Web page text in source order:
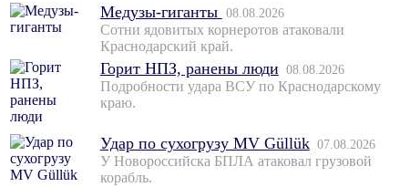
Медузы-гиганты 08.08.2026
Сотни ядовитых корнеротов атаковали
Краснодарский край.
Горит НПЗ, ранены люди 08.08.2026
Подробности удара ВСУ по Краснодарскому
краю.
Удар по сухогрузу MV Güllük 07.08.2026
У Новороссийска БПЛА атаковал грузовой
корабль.